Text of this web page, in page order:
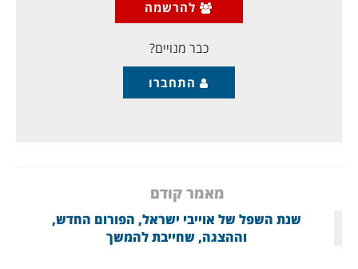
בלבנון קיבלו את החיסול בהלם, ובגל מחאות אדיר,
נאלץ הצבא הסורי להתקפל מן המדינה, בשל החשש
(שכיום אינו קיים עוד) שהנשיא האמריקני
להרשמה
כבר מנויים?
התחברו
מאמר קודם
שנת השפל של אוייבי ישראל, הפורום החדש,
וההצגה, שחייבת להמשך